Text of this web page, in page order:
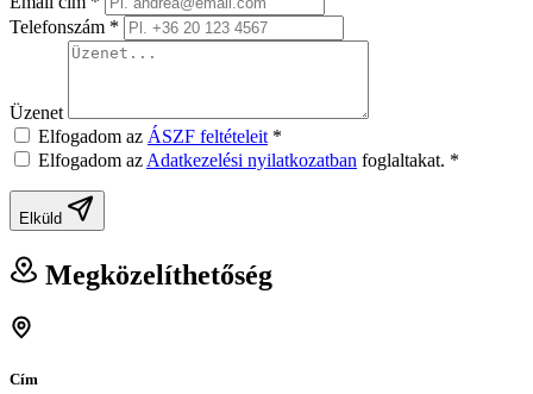
Telefonszám *
Üzenet
Elfogadom az ÁSZF feltételeit *
Elfogadom az Adatkezelési nyilatkozatban foglaltakat. *
Elküld
Megközelíthetőség
Cím